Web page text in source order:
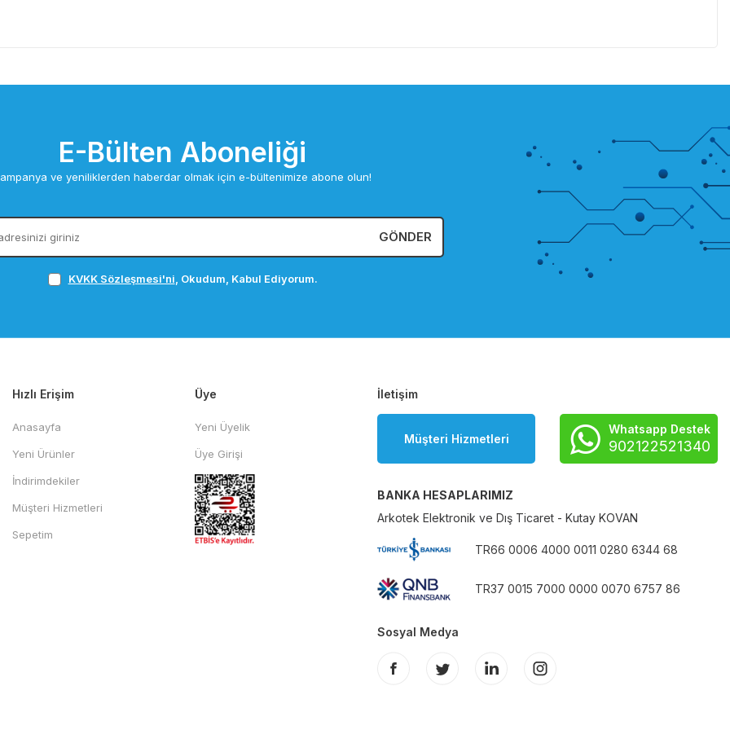
E-Bülten Aboneliği
ve yeniliklerden haberdar olmak için e-bültenimize abone olun!
GÖNDER
KVKK Sözleşmesi'ni , Okudum, Kabul Ediyorum.
Hızlı Erişim
Anasayfa
Yeni Ürünler
İndirimdekiler
Müşteri Hizmetleri
Sepetim
Üye
Yeni Üyelik
Üye Girişi
İletişim
Müşteri Hizmetleri
Whatsapp Destek
902122521340
BANKA HESAPLARIMIZ
Arkotek Elektronik ve Dış Ticaret - Kutay KOVAN
TR66 0006 4000 0011 0280 6344 68
TR37 0015 7000 0000 0070 6757 86
Sosyal Medya